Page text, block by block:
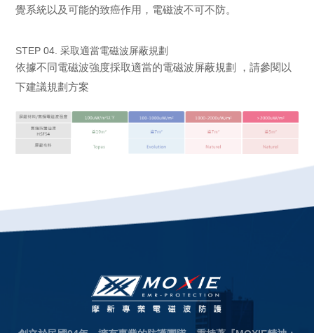
覺系統以及可能的致癌作用，電磁波不可不防。
STEP 04. 采取適當電磁波屏蔽規劃
依據不同電磁波強度採取適當的電磁波屏蔽規劃 ，請參閱以
下建議規劃方案